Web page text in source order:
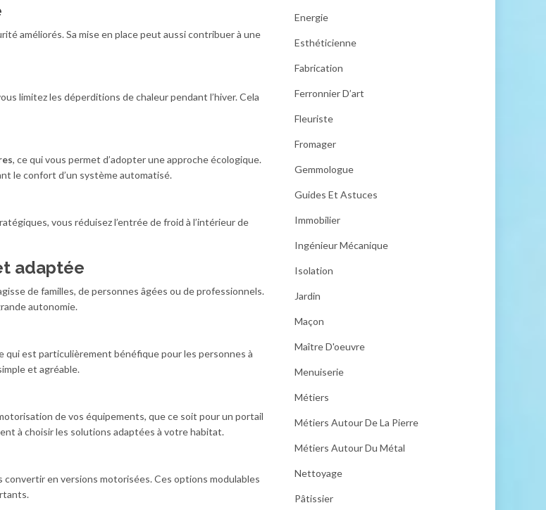
améliorés. Sa mise en place peut aussi contribuer à une
limitez les déperditions de chaleur pendant l’hiver. Cela
, ce qui vous permet d’adopter une approche écologique.
le confort d’un système automatisé.
vous réduisez l’entrée de froid à l’intérieur de
adaptée
de familles, de personnes âgées ou de professionnels.
autonomie.
qui est particulièrement bénéfique pour les personnes à
et agréable.
de vos équipements, que ce soit pour un portail
à choisir les solutions adaptées à votre habitat.
convertir en versions motorisées. Ces options modulables
Energie
Esthéticienne
Fabrication
Ferronnier D’art
Fleuriste
Fromager
Gemmologue
Guides Et Astuces
Immobilier
Ingénieur Mécanique
Isolation
Jardin
Maçon
Maître D'oeuvre
Menuiserie
Métiers
Métiers Autour De La Pierre
Métiers Autour Du Métal
Nettoyage
Pâtissier